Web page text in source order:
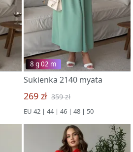
8 g 02 m
Sukienka 2140 myata
269 zł 359 zł
EU 42 | 44 | 46 | 48 | 50